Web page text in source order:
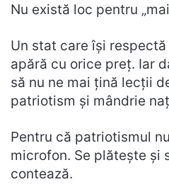
Nu există loc pentru
Un stat care își
apără cu orice preț. Iar
să nu ne mai țină lecții
patriotism și mândrie
Pentru că patriotismul
microfon. Se plătește și
contează.